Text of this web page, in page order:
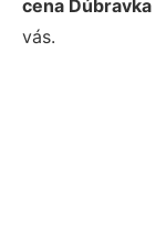
cena Dúbravka
vás.